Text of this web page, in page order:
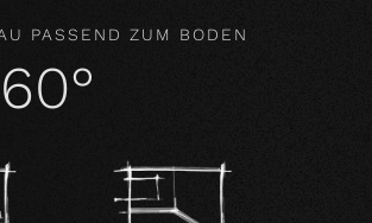
PASSEND ZUM BODEN